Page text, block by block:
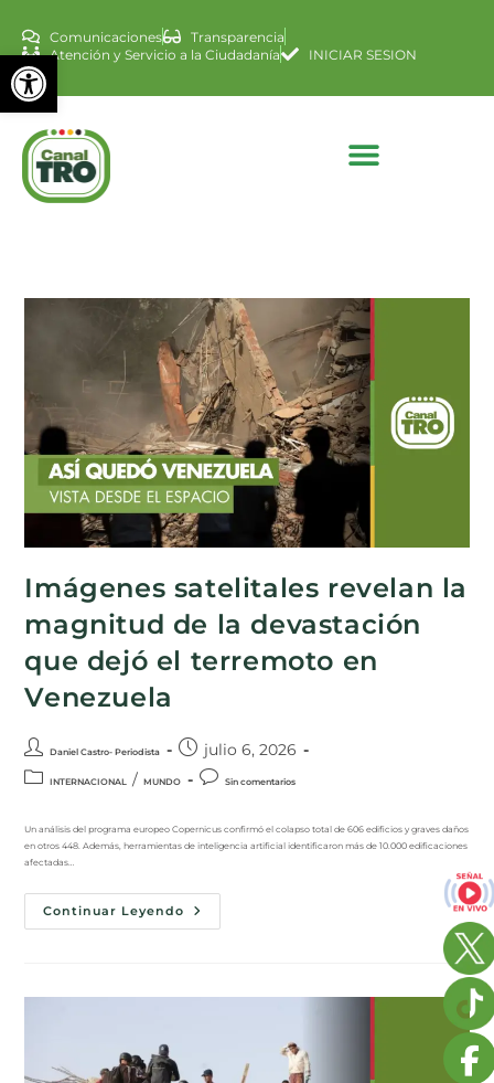
Abrir barra de
Comunicaciones
Transparencia
Atención y Servicio a la Ciudadanía
INICIAR SESION
Imágenes satelitales revelan la
magnitud de la devastación
que dejó el terremoto en
Venezuela
Daniel Castro- Periodista julio 6, 2026
INTERNACIONAL / MUNDO Sin comentarios
Un análisis del programa europeo Copernicus confirmó el colapso total de 606 edificios y graves daños
en otros 448. Además, herramientas de inteligencia artificial identificaron más de 10.000 edificaciones
afectadas…
Continuar Leyendo